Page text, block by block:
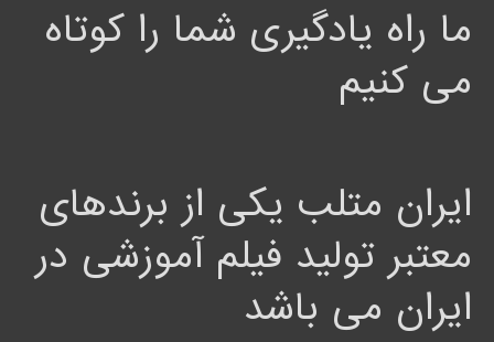
ما راه یادگیری شما را کوتاه
می کنیم
ایران متلب یکی از برندهای
معتبر تولید فیلم آموزشی در
ایران می باشد